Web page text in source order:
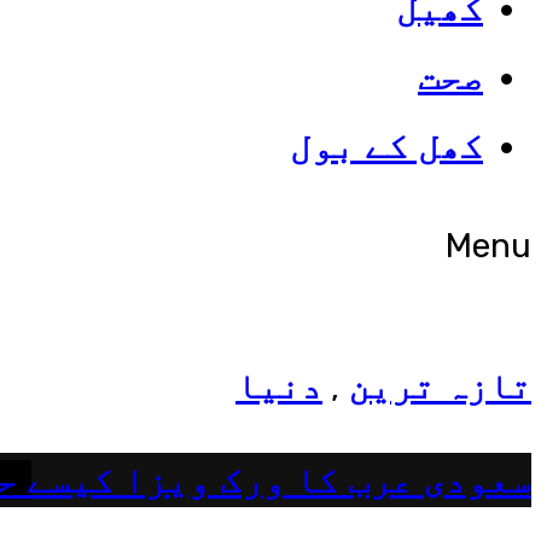
صحت
کھل کے بول
Menu
شوبز
ہانیہ عامر کی بہن ایشا
تازہ ترین , دنیا
سعودی عرب کا ورک ویزا کیسے